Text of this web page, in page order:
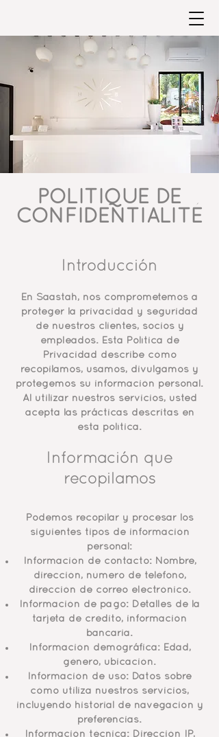
POLITIQUE DE
CONFIDENTIALITÉ
Introducción
En Saastah, nos comprometemos a
proteger la privacidad y seguridad
de nuestros clientes, socios y
empleados. Esta Política de
Privacidad describe cómo
recopilamos, usamos, divulgamos y
protegemos su información personal.
Al utilizar nuestros servicios, usted
acepta las prácticas descritas en
esta política.
Información que
recopilamos
Podemos recopilar y procesar los
siguientes tipos de información
personal:
Información de contacto: Nombre,
dirección, número de teléfono,
dirección de correo electrónico.
Información de pago: Detalles de la
tarjeta de crédito, información
bancaria.
Información demográfica: Edad,
género, ubicación.
Información de uso: Datos sobre
cómo utiliza nuestros servicios,
incluyendo historial de navegación y
preferencias.
Información técnica: Dirección IP,